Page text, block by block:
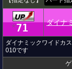
★ 71 ダイナ
ダイナミックワイドカ
010です